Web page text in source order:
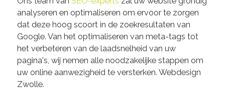
analyseren en optimaliseren om ervoor te zorgen
dat deze hoog scoort in de zoekresultaten van
Google. Van het optimaliseren van meta-tags tot
het verbeteren van de laadsnelheid van uw
pagina's, wij nemen alle noodzakelijke stappen om
uw online aanwezigheid te versterken. Webdesign
Zwolle.